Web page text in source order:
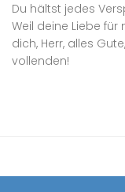
Du hältst jedes
Weil deine Liebe
dich, Herr, alles
vollenden!